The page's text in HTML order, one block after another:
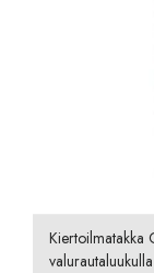
Kiertoilmatakka
valurautaluukulla